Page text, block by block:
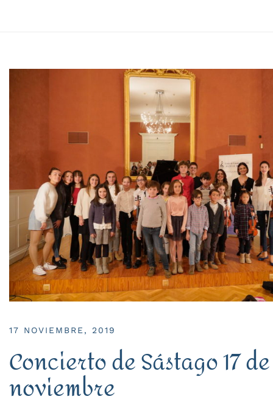
17 NOVIEMBRE, 2019
Concierto de Sástago 17 de
noviembre